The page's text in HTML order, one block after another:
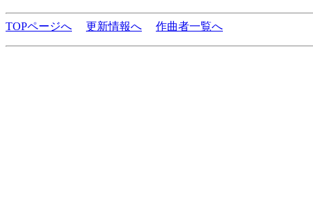
TOPページへ 更新情報へ 作曲者一覧へ